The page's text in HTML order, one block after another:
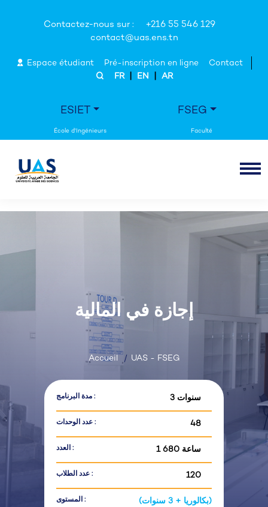
Contactez-nous sur :
+216 55 546 129
contact@uas.ens.tn
Espace étudiant Pré-inscription en ligne
Contact
FR
EN AR
ESIET FSEG
إجازة في المالية
Accueil UAS - FSEG
مدة البرنامج : 3 سنوات
عدد الوحدات : 48
العدد : ساعة 680 1
عدد الطلاب : 120
المستوى : (بكالوريا + 3 سنوات)